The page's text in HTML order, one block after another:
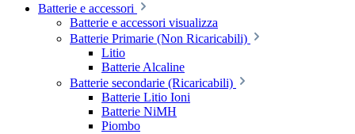
Batterie e accessori
Batterie e accessori visualizza
Batterie Primarie (Non Ricaricabili)
Litio
Batterie Alcaline
Batterie secondarie (Ricaricabili)
Batterie Litio Ioni
Batterie NiMH
Piombo